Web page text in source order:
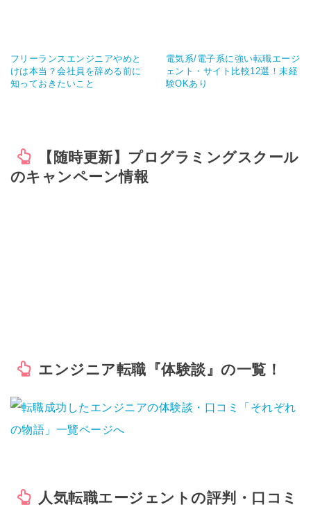
フリーランスエンジニアやめと
けは本当？会社員を辞める前に
知っておきたいこと
電気系/電子系に強い転職エージ
ェント・サイト比較12選！未経
験OKあり
【随時更新】プログラミングスクール
のキャンペーン情報
エンジニア転職『体験談』の一覧！
人気転職エージェントの評判・口コミ